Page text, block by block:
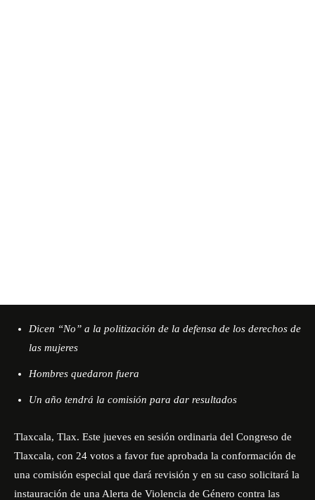
Dicen “No” a la politización de la defensa de los derechos de
las mujeres
Hombres quedaron fuera
Un año tendrá la comisión para dar resultados
Tlaxcala, Tlax. Este jueves en sesión ordinaria del Congreso de
Tlaxcala, con 24 votos a favor fue aprobada la conformación de
una comisión especial que dará revisión y en su caso solicitará la
instauración de una Alerta de Violencia de Género contra las